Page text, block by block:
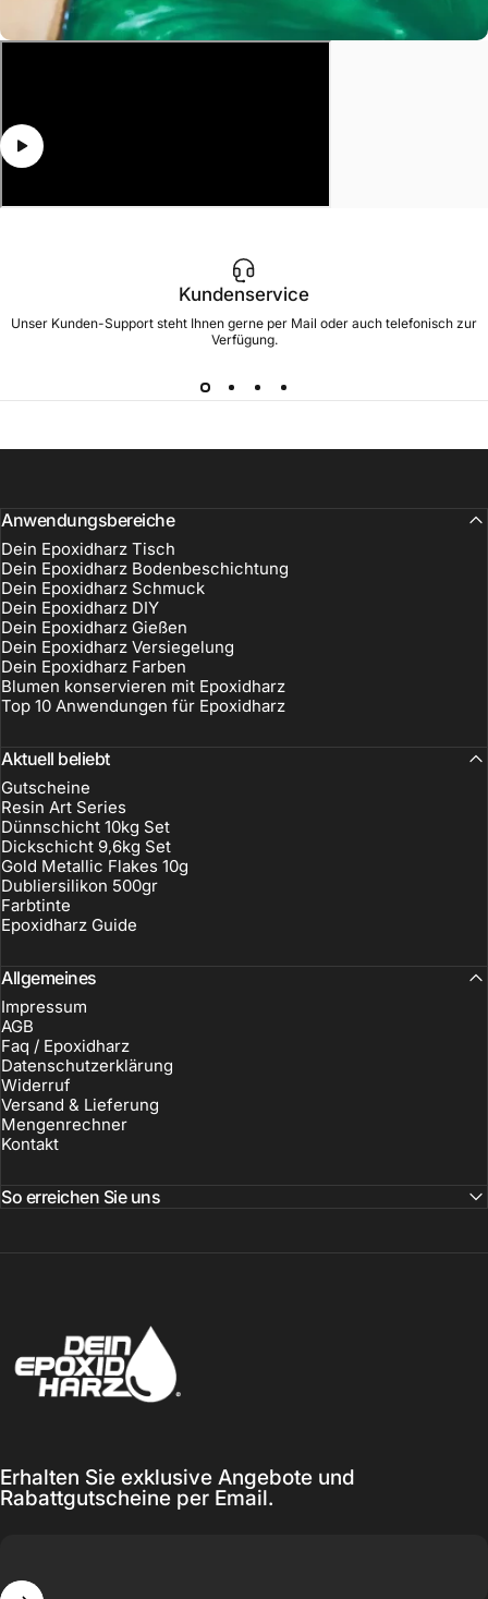
Kundenservice
Unser Kunden-Support steht Ihnen gerne per Mail oder auch telefonisch zur
Verfügung.
Anwendungsbereiche
Dein Epoxidharz Tisch
Dein Epoxidharz Bodenbeschichtung
Dein Epoxidharz Schmuck
Dein Epoxidharz DIY
Dein Epoxidharz Gießen
Dein Epoxidharz Versiegelung
Dein Epoxidharz Farben
Blumen konservieren mit Epoxidharz
Top 10 Anwendungen für Epoxidharz
Aktuell beliebt
Gutscheine
Resin Art Series
Dünnschicht 10kg Set
Dickschicht 9,6kg Set
Gold Metallic Flakes 10g
Dubliersilikon 500gr
Farbtinte
Epoxidharz Guide
Allgemeines
Impressum
AGB
Faq / Epoxidharz
Datenschutzerklärung
Widerruf
Versand & Lieferung
Mengenrechner
Kontakt
So erreichen Sie uns
Erhalten Sie exklusive Angebote und
Rabattgutscheine per Email.